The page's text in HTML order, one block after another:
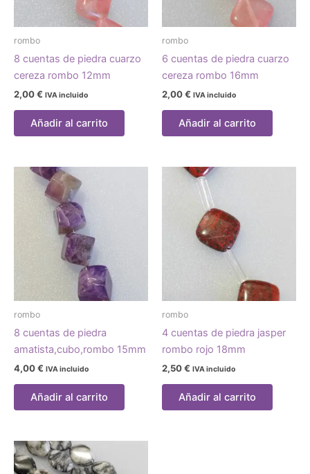
rombo
8 cuentas de piedra cuarzo
cereza rombo 12mm
2,00€ IVA incluido
Añadir al carrito
rombo
6 cuentas de piedra cuarzo
cereza rombo 16mm
2,00€ IVA incluido
Añadir al carrito
rombo
8 cuentas de piedra
amatista,cubo,rombo 15mm
4,00€ IVA incluido
Añadir al carrito
rombo
4 cuentas de piedra jasper
rombo rojo 18mm
2,50€ IVA incluido
Añadir al carrito